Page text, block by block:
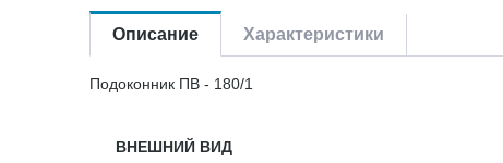
Описание Характеристики
Подоконник ПВ - 180/1
ВНЕШНИЙ ВИД